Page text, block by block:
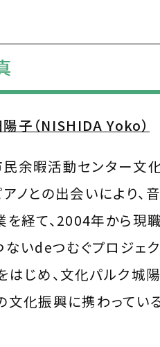
子（NISHIDA Yoko）
余暇活動センター文
ノとの出会いにより、
を経て、2004年から現
いdeつむぐプロジェ
はじめ、文化パルク城
文化振興に携わってい